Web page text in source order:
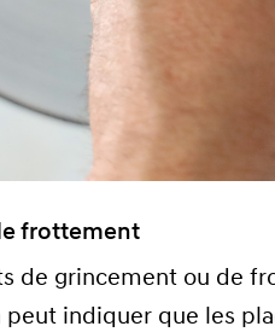
frottement
de grincement ou de
indiquer que les